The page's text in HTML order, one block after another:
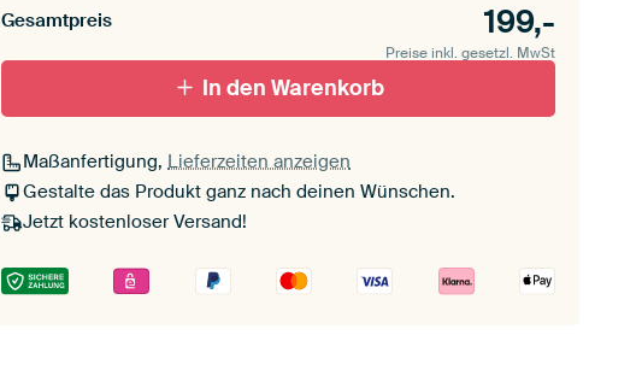
Gesamtpreis 199,-
Preise inkl. gesetzl. MwSt
In den Warenkorb
Maßanfertigung, Lieferzeiten anzeigen
Gestalte das Produkt ganz nach deinen Wünschen.
Jetzt kostenloser Versand!